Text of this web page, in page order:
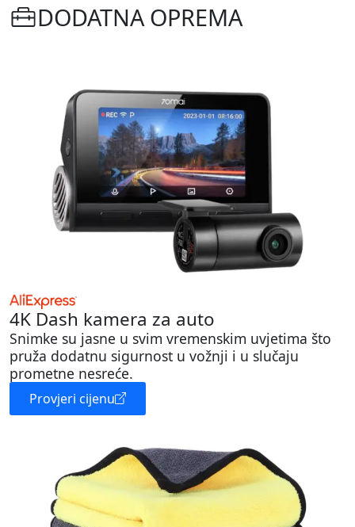
DODATNA OPREMA
4K Dash kamera za auto
Snimke su jasne u svim vremenskim uvjetima što
pruža dodatnu sigurnost u vožnji i u slučaju
prometne nesreće.
Provjeri cijenu